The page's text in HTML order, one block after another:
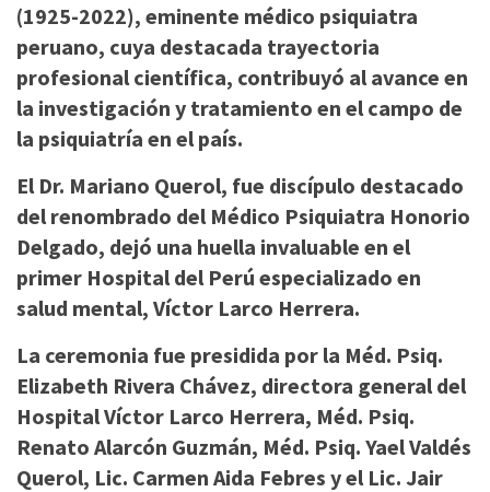
(1925-2022), eminente médico psiquiatra
peruano, cuya destacada trayectoria
profesional científica, contribuyó al avance en
la investigación y tratamiento en el campo de
la psiquiatría en el país.
El Dr. Mariano Querol, fue discípulo destacado
del renombrado del Médico Psiquiatra Honorio
Delgado, dejó una huella invaluable en el
primer Hospital del Perú especializado en
salud mental, Víctor Larco Herrera.
La ceremonia fue presidida por la Méd. Psiq.
Elizabeth Rivera Chávez, directora general del
Hospital Víctor Larco Herrera, Méd. Psiq.
Renato Alarcón Guzmán, Méd. Psiq. Yael Valdés
Querol, Lic. Carmen Aida Febres y el Lic. Jair